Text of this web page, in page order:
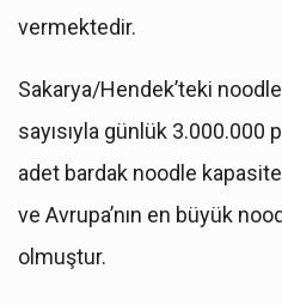
vermektedir.
Sakarya/Hendek’teki
sayısıyla günlük 3.000.000
adet bardak noodle
ve Avrupa’nın en büyük
olmuştur.